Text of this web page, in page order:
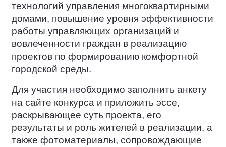
технологий управления многоквартирными
домами, повышение уровня эффективности
работы управляющих организаций и
вовлеченности граждан в реализацию
проектов по формированию комфортной
городской среды.
Для участия необходимо заполнить анкету
на сайте конкурса и приложить эссе,
раскрывающее суть проекта, его
результаты и роль жителей в реализации, а
также фотоматериалы, сопровождающие